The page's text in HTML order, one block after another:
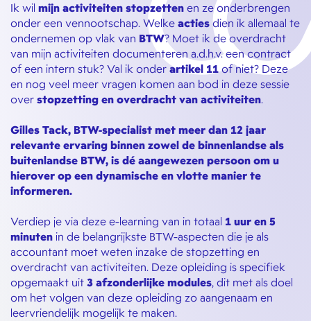
Ik wil mijn activiteiten stopzetten en ze onderbrengen
onder een vennootschap. Welke acties dien ik allemaal te
ondernemen op vlak van BTW? Moet ik de overdracht
van mijn activiteiten documenteren a.d.h.v. een contract
of een intern stuk? Val ik onder artikel 11of niet? Deze
en nog veel meer vragen komen aan bod in deze sessie
over stopzetting en overdracht van activiteiten.
Gilles Tack, BTW-specialist met meer dan 12 jaar
relevante ervaring binnen zowel de binnenlandse als
buitenlandse BTW, is dé aangewezen persoon om u
hierover op een dynamische en vlotte manier te
informeren.
Verdiep je via deze e-learning van in totaal 1 uur en 5
minuten in de belangrijkste BTW-aspecten die je als
accountant moet weten inzake de stopzetting en
overdracht van activiteiten. Deze opleiding is specifiek
opgemaakt uit 3 afzonderlijke modules, dit met als doel
om het volgen van deze opleiding zo aangenaam en
leervriendelijk mogelijk te maken.